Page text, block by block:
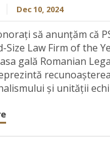
Dec 10, 2024
să anunțăm că
Size Law Firm of the
gală Romanian
și unității